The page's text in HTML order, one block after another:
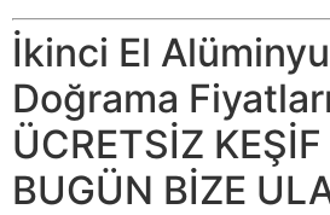
İkinci El
Doğrama
ÜCRETSİZ
BUGÜN BİZE